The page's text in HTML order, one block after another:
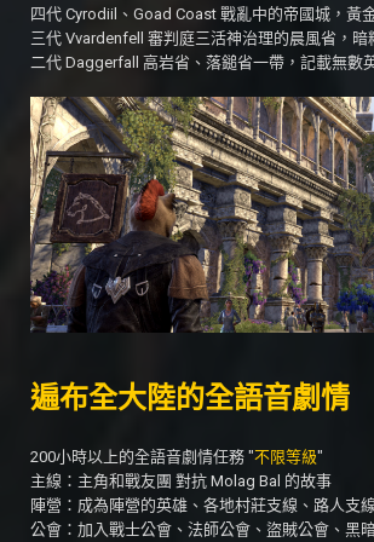
四代 Cyrodiil、Goad Coast 戰亂中的帝國城，黃
三代 Vvardenfell 審判庭三活神治理的晨風省，暗
二代 Daggerfall 高岩省、落鎚省一帶，記載無數
遍布全大陸的全語音劇情
200小時以上的全語音劇情任務 "不限等級"
主線：主角和戰友團 對抗 Molag Bal 的故事
陣營：成為陣營的英雄、各地村莊支線、路人支線
公會：加入戰士公會、法師公會、盜賊公會、黑